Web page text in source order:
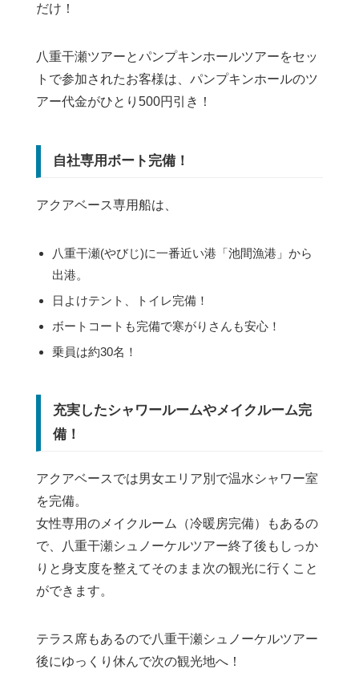
だけ！
八重干瀬ツアーとパンプキンホールツアーをセッ
トで参加されたお客様は、パンプキンホールのツ
アー代金がひとり500円引き！
自社専用ボート完備！
アクアベース専用船は、
八重干瀬(やびじ)に一番近い港「池間漁港」から
出港。
日よけテント、トイレ完備！
ボートコートも完備で寒がりさんも安心！
乗員は約30名！
充実したシャワールームやメイクルーム完
備！
アクアベースでは男女エリア別で温水シャワー室
を完備。
女性専用のメイクルーム（冷暖房完備）もあるの
で、八重干瀬シュノーケルツアー終了後もしっか
りと身支度を整えてそのまま次の観光に行くこと
ができます。
テラス席もあるので八重干瀬シュノーケルツアー
後にゆっくり休んで次の観光地へ！